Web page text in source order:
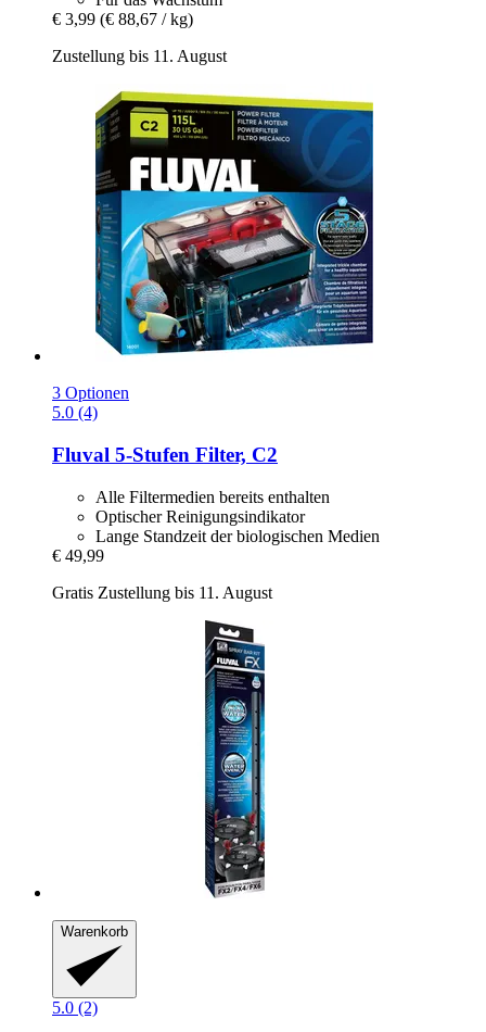
€ 3,99 (€ 88,67 / kg)
Zustellung bis 11. August
3 Optionen
5.0 (4)
Fluval 5-​Stufen Filter, C2
Alle Filtermedien bereits enthalten
Optischer Reinigungsindikator
Lange Standzeit der biologischen Medien
€ 49,99
Gratis Zustellung bis 11. August
Warenkorb
5.0 (2)